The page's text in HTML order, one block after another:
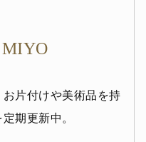
片付けや美術品を持
期更新中。